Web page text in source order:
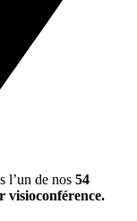
l’un de nos 54
visioconférence.